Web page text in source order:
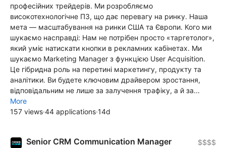
професійних трейдерів. Ми розробляємо
високотехнологічне ПЗ, що дає перевагу на ринку. Наша
мета — масштабування на ринки США та Європи. Кого ми
шукаємо насправді: Нам не потрібен просто «таргетолог»,
який уміє натискати кнопки в рекламних кабінетах. Ми
шукаємо Marketing Manager з функцією User Acquisition.
Це гібридна роль на перетині маркетингу, продукту та
аналітики. Ви будете ключовим драйвером зростання,
відповідальним не лише за залучення трафіку, а й за...
More
157 views·44 applications·14d
Senior CRM Communication Manager $$$$